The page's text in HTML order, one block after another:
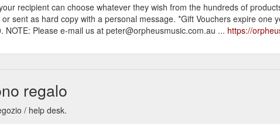
recipient can choose whatever they wish from the hundreds of
sent as hard copy with a personal message. *Gift Vouchers expire one
Please e-mail us at peter@orpheusmusic.com.au ... https://
regalo
/ help desk.